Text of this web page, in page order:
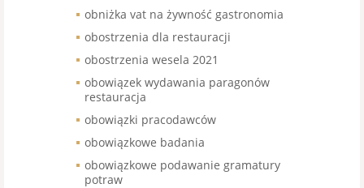
obniżka vat na żywność gastronomia
obostrzenia dla restauracji
obostrzenia wesela 2021
obowiązek wydawania paragonów
restauracja
obowiązki pracodawców
obowiązkowe badania
obowiązkowe podawanie gramatury
potraw